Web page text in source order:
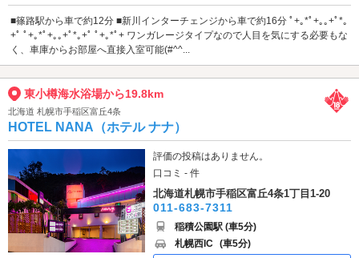
■篠路駅から車で約12分 ■新川インターチェンジから車で約16分 ﾟ+｡*ﾟ+｡｡+ﾟ*｡
+ﾟ ﾟ+｡*ﾟ+｡｡+ﾟ*｡+ﾟ ﾟ+｡*ﾟ+ ワンガレージタイプなので人目を気にする必要もな
く、車庫からお部屋へ直接入室可能(#^^...
東小樽海水浴場から19.8km
北海道 札幌市手稲区富丘4条
HOTEL NANA（ホテル ナナ）
評価の投稿はありません。
口コミ - 件
北海道札幌市手稲区富丘4条1丁目1-20
011-683-7311
稲積公園駅 (車5分)
札幌西IC (車5分)